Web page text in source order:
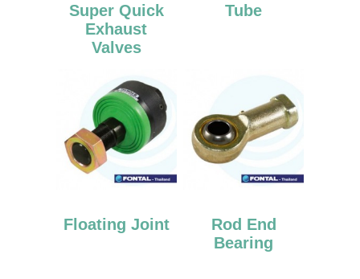
Super Quick
Exhaust
Valves
Tube
Floating Joint
Rod End
Bearing